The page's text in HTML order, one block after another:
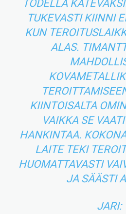
TODELLA
TUKEVASTI KIINNI
KUN
ALAS.
KIINTOISALTA
VAIKKA SE
HANKINTAA.
LAITE TEKI
HUOMATTAVASTI
JA SÄÄSTI
JARI: